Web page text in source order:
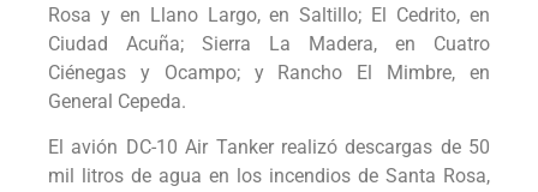
Rosa y en Llano Largo, en Saltillo; El Cedrito, en
Ciudad Acuña; Sierra La Madera, en Cuatro
Ciénegas y Ocampo; y Rancho El Mimbre, en
General Cepeda.
El avión DC-10 Air Tanker realizó descargas de 50
mil litros de agua en los incendios de Santa Rosa,